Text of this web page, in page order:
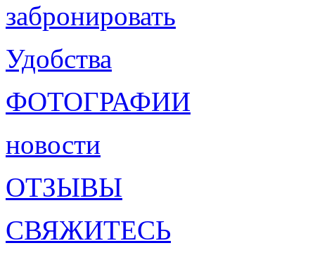
забронировать
Удобства
ФОТОГРАФИИ
новости
ОТЗЫВЫ
СВЯЖИТЕСЬ